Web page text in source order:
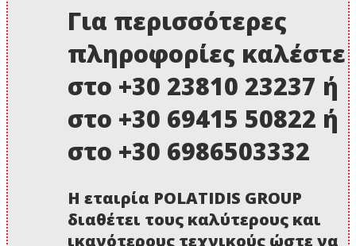
Για περισσότερες
πληροφορίες καλέστε
στο +30 23810 23237 ή
στο +30 69415 50822 ή
στο +30 6986503332
Η εταιρία POLATIDIS GROUP
διαθέτει τους καλύτερους και
ικανότερους τεχνικούς ώστε να